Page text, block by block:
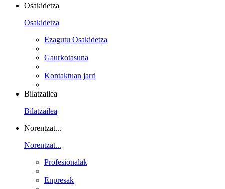
Osakidetza
Osakidetza
Ezagutu Osakidetza
Gaurkotasuna
Kontaktuan jarri
Bilatzailea
Bilatzailea
Norentzat...
Norentzat...
Profesionalak
Enpresak